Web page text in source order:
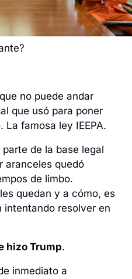
que no puede andar
que usó para poner
La famosa ley IEEPA.
parte de la base legal
aranceles quedó
de limbo.
quedan y a cómo, es
intentando resolver en
hizo Trump.
inmediato a